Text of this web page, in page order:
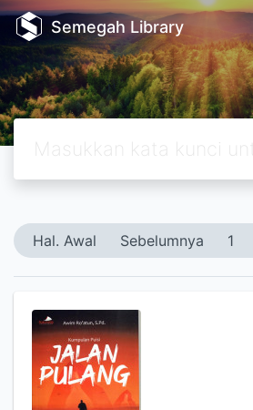
Semegah Library
Hal. Awal Sebelumnya 1